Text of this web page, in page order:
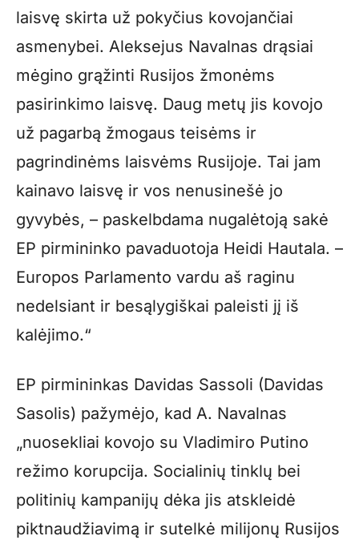
laisvę skirta už pokyčius kovojančiai
asmenybei. Aleksejus Navalnas drąsiai
mėgino grąžinti Rusijos žmonėms
pasirinkimo laisvę. Daug metų jis kovojo
už pagarbą žmogaus teisėms ir
pagrindinėms laisvėms Rusijoje. Tai jam
kainavo laisvę ir vos nenusinešė jo
gyvybės, – paskelbdama nugalėtoją sakė
EP pirmininko pavaduotoja Heidi Hautala. –
Europos Parlamento vardu aš raginu
nedelsiant ir besąlygiškai paleisti jį iš
kalėjimo.“
EP pirmininkas Davidas Sassoli (Davidas
Sasolis) pažymėjo, kad A. Navalnas
„nuosekliai kovojo su Vladimiro Putino
režimo korupcija. Socialinių tinklų bei
politinių kampanijų dėka jis atskleidė
piktnaudžiavimą ir sutelkė milijonų Rusijos